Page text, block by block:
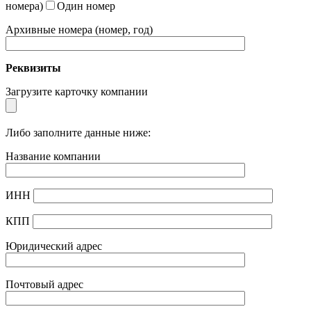
номера)
Один номер
Архивные номера (номер, год)
Реквизиты
Загрузите карточку компании
Либо заполните данные ниже:
Название компании
ИНН
КПП
Юридический адрес
Почтовый адрес